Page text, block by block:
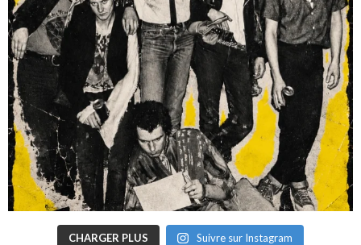
CHARGER PLUS Suivre sur Instagram